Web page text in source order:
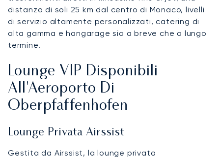
distanza di soli 25 km dal centro di Monaco, livelli
di servizio altamente personalizzati, catering di
alta gamma e hangarage sia a breve che a lungo
termine.
Lounge VIP Disponibili
All'Aeroporto Di
Oberpfaffenhofen
Lounge Privata Airssist
Gestita da Airssist, la lounge privata